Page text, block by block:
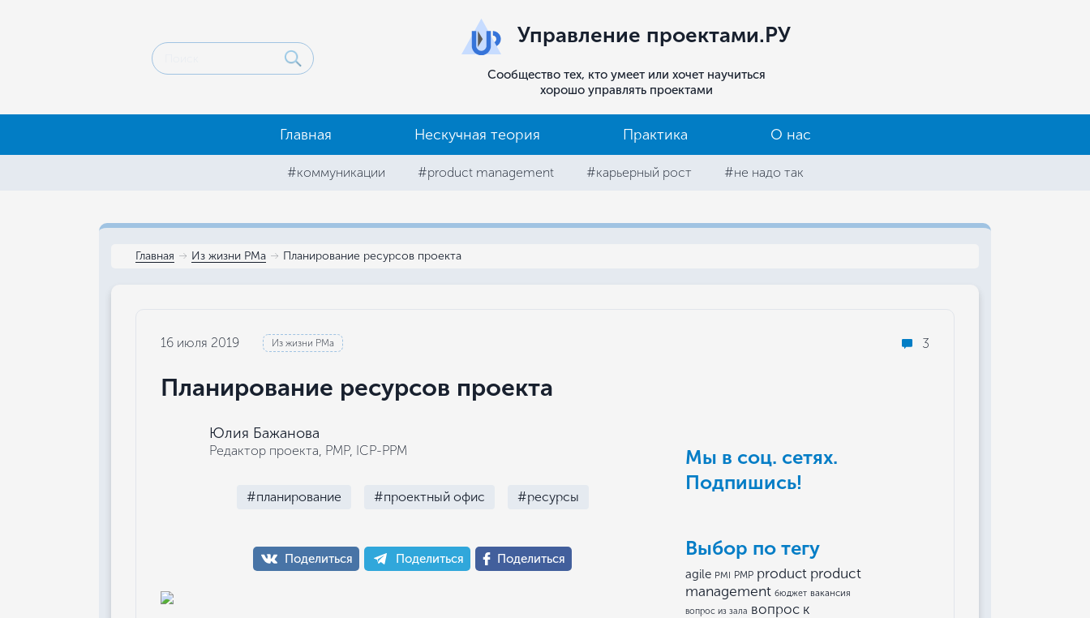
Управление проектами.РУ
Сообщество тех, кто умеет или хочет научиться
хорошо управлять проектами
Главная Нескучная теория Практика О нас
#коммуникации #product management #карьерный рост #не надо так
Главная Из жизни РМа Планирование ресурсов проекта
16 июля 2019 Из жизни РМа 3
Планирование ресурсов проекта
Юлия Бажанова
Редактор проекта, РМР, ICP-PPM
#планирование #проектный офис #ресурсы
Поделиться Поделиться Поделиться
Мы в соц. сетях.
Подпишись!
Выбор по тегу
agile PMI PMP product product
management бюджет вакансия
вопрос из зала вопрос к